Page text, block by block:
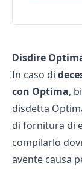
Disdire
In caso di
con Optima,
disdetta
di fornitura di
compilarlo
avente causa